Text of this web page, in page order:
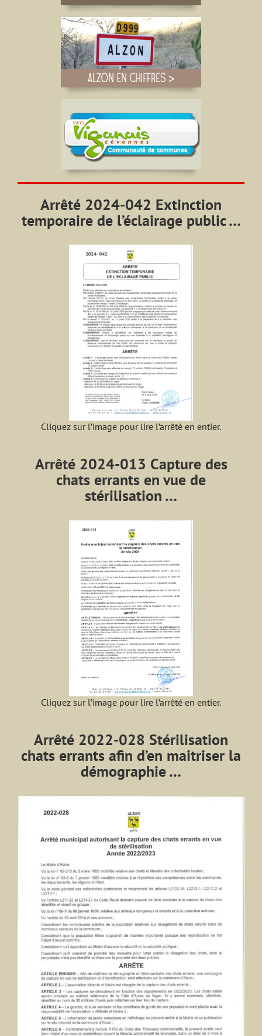
Arrêté 2024-042 Extinction
temporaire de l’éclairage public …
Cliquez sur l’image pour lire l’arrêté en entier.
Arrêté 2024-013 Capture des
chats errants en vue de
stérilisation …
Cliquez sur l’image pour lire l’arrêté en entier.
Arrêté 2022-028 Stérilisation
chats errants afin d’en maitriser la
démographie …